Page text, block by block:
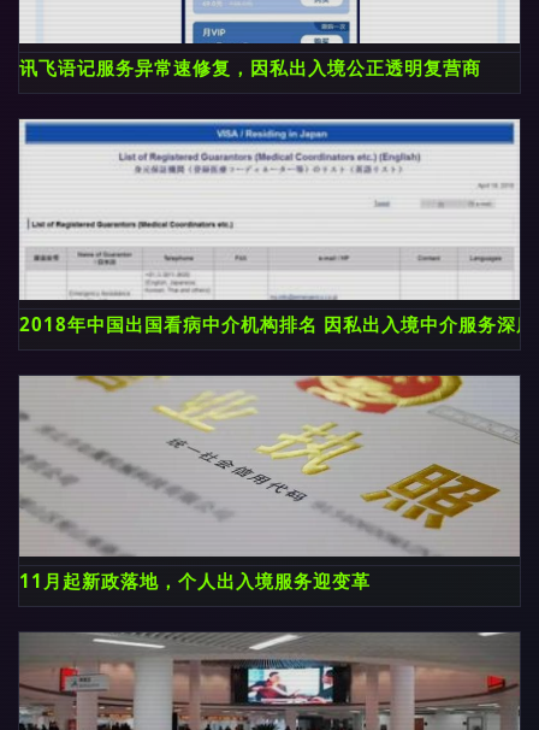
讯飞语记服务异常速修复，因私出入境公正透明复营商
2018年中国出国看病中介机构排名 因私出入境中介服务深
11月起新政落地，个人出入境服务迎变革